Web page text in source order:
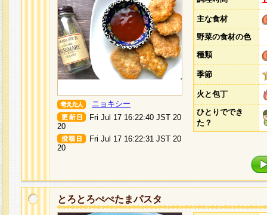
ニョキシー
Fri Jul 17 16:22:40 JST 20
20
Fri Jul 17 16:22:31 JST 20
20
主な食材
野菜の食材の色
種類
季節
火と包丁
ひとりででき
た？
とろとろぺぺたまパスタ